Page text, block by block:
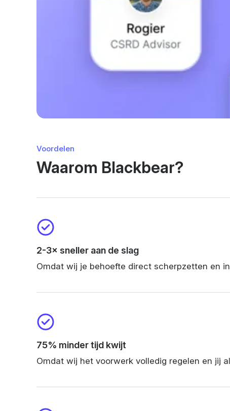
Voordelen
Waarom Blackbear?
2-3× sneller aan de slag
Omdat wij je behoefte direct scherpzetten en
75% minder tijd kwijt
Omdat wij het voorwerk volledig regelen en jij